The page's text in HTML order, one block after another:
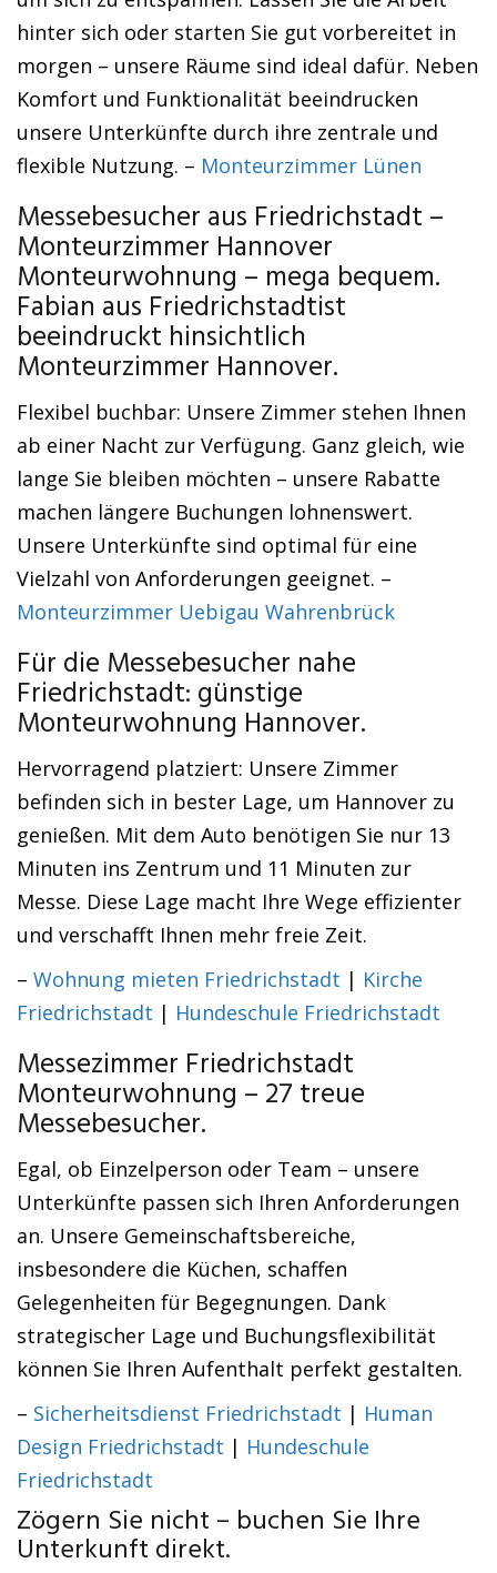
hinter sich oder starten Sie gut vorbereitet in
morgen – unsere Räume sind ideal dafür. Neben
Komfort und Funktionalität beeindrucken
unsere Unterkünfte durch ihre zentrale und
flexible Nutzung. – Monteurzimmer Lünen
Messebesucher aus Friedrichstadt –
Monteurzimmer Hannover
Monteurwohnung – mega bequem.
Fabian aus Friedrichstadtist
beeindruckt hinsichtlich
Monteurzimmer Hannover.
Flexibel buchbar: Unsere Zimmer stehen Ihnen
ab einer Nacht zur Verfügung. Ganz gleich, wie
lange Sie bleiben möchten – unsere Rabatte
machen längere Buchungen lohnenswert.
Unsere Unterkünfte sind optimal für eine
Vielzahl von Anforderungen geeignet. –
Monteurzimmer Uebigau Wahrenbrück
Für die Messebesucher nahe
Friedrichstadt: günstige
Monteurwohnung Hannover.
Hervorragend platziert: Unsere Zimmer
befinden sich in bester Lage, um Hannover zu
genießen. Mit dem Auto benötigen Sie nur 13
Minuten ins Zentrum und 11 Minuten zur
Messe. Diese Lage macht Ihre Wege effizienter
und verschafft Ihnen mehr freie Zeit.
– Wohnung mieten Friedrichstadt | Kirche
Friedrichstadt | Hundeschule Friedrichstadt
Messezimmer Friedrichstadt
Monteurwohnung – 27 treue
Messebesucher.
Egal, ob Einzelperson oder Team – unsere
Unterkünfte passen sich Ihren Anforderungen
an. Unsere Gemeinschaftsbereiche,
insbesondere die Küchen, schaffen
Gelegenheiten für Begegnungen. Dank
strategischer Lage und Buchungsflexibilität
können Sie Ihren Aufenthalt perfekt gestalten.
– Sicherheitsdienst Friedrichstadt | Human
Design Friedrichstadt | Hundeschule
Friedrichstadt
Zögern Sie nicht – buchen Sie Ihre
Unterkunft direkt.